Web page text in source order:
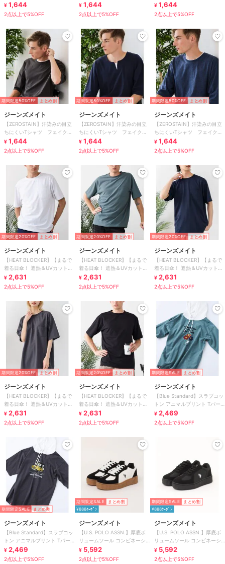
イヤード ビッグシルエット キ
ーネック
¥ 1,644
2点以上で5%OFF
イヤード ビッグシルエット キ
ーネック
¥ 1,644
2点以上で5%OFF
イヤード ビッグシルエット キ
ーネック
¥ 1,644
2点以上で5%OFF
期間限定50%OFF まとめ割
ジーンズメイト
【ZEROSTAIN】汗染みの目立
ちにくいTシャツ フェイクレ
イヤード ビッグシルエット キ
ーネック
¥ 1,644
2点以上で5%OFF
期間限定50%OFF まとめ割
ジーンズメイト
【ZEROSTAIN】汗染みの目立
ちにくいTシャツ フェイクレ
イヤード ビッグシルエット キ
ーネック
¥ 1,644
2点以上で5%OFF
期間限定50%OFF まとめ割
ジーンズメイト
【ZEROSTAIN】汗染みの目立
ちにくいTシャツ フェイクレ
イヤード ビッグシルエット キ
ーネック
¥ 1,644
2点以上で5%OFF
期間限定20%OFF まとめ割
ジーンズメイト
【HEAT BLOCKER】【まるで
着る日傘！ 遮熱＆UVカット】
コットンライク 胸ポケットT
¥ 2,631
2点以上で5%OFF
期間限定20%OFF まとめ割
ジーンズメイト
【HEAT BLOCKER】【まるで
着る日傘！ 遮熱＆UVカット】
コットンライク 胸ポケットT
¥ 2,631
2点以上で5%OFF
期間限定20%OFF まとめ割
ジーンズメイト
【HEAT BLOCKER】【まるで
着る日傘！ 遮熱＆UVカット】
コットンライク 胸ポケットT
¥ 2,631
2点以上で5%OFF
期間限定20%OFF まとめ割
ジーンズメイト
【HEAT BLOCKER】【まるで
着る日傘！ 遮熱＆UVカット】
コットンライク 胸ポケットT
¥ 2,631
2点以上で5%OFF
期間限定20%OFF まとめ割
ジーンズメイト
【HEAT BLOCKER】【まるで
着る日傘！ 遮熱＆UVカット】
コットンライク 胸ポケットT
¥ 2,631
2点以上で5%OFF
期間限定SALE まとめ割
ジーンズメイト
【Blue Standard】スラブコッ
トン アニマルプリント Tパー
カー
¥ 2,469
2点以上で5%OFF
期間限定SALE まとめ割
ジーンズメイト
【Blue Standard】スラブコッ
トン アニマルプリント Tパー
カー
¥ 2,469
2点以上で5%OFF
期間限定SALE
まとめ割
¥888ｸｰﾎﾟﾝ
ジーンズメイト
【U.S. POLO ASSN.】厚底ボ
リュームソール コンビネーシ
ョンスニーカー
¥ 5,592
2点以上で5%OFF
期間限定SALE
まとめ割
¥888ｸｰﾎﾟﾝ
ジーンズメイト
【U.S. POLO ASSN.】厚底ボ
リュームソール コンビネーシ
ョンスニーカー
¥ 5,592
2点以上で5%OFF